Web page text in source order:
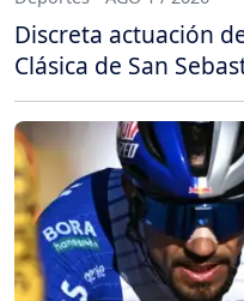
Discreta actuación
Clásica de San